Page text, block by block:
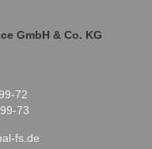
GmbH & Co. KG
72
73
fs.de